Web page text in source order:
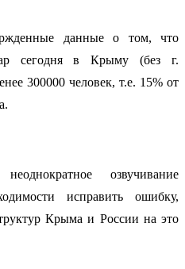
данные о том, что
сегодня в Крыму (без г.
300000 человек, т.е. 15% от
озвучивание
исправить ошибку,
Крыма и России на это